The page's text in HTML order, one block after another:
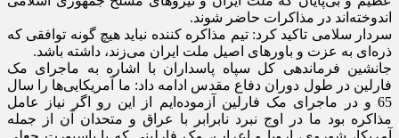
اندوخته‌اند در مذاکرات حاضر شوند.
سردار سلامی تاکید کرد: تیم مذاکره کننده نباید هیچ گونه توافقی که
ذره‌ای به عزت و باورهای اصیل ملت ایران می‌زند، داشته باشد.
جانشین فرماندهی کل سپاه پاسداران با اشاره به ماجرای مک
فارلین در طول دوران دفاع مقدس ادامه داد: ما آمریکایی‌ها را سال
65 و در ماجرای مک فارلین آزموده‌ایم از این رو اگر نیاز عامل
مذاکره بود ما در اوج نبرد نابرابر با عراق و متحدان آن از جمله